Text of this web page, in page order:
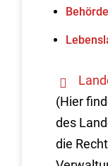
(Hier
des
die